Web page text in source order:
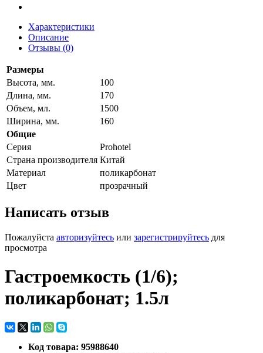
Характеристики
Описание
Отзывы (0)
Размеры
Высота, мм.
100
Длина, мм.
170
Объем, мл.
1500
Ширина, мм.
160
Общие
Серия
Prohotel
Страна производителя Китай
Материал
поликарбонат
Цвет
прозрачный
Написать отзыв
Пожалуйста авторизуйтесь или зарегистрируйтесь для
просмотра
Гастроемкость (1/6);
поликарбонат; 1.5л
Код товара: 95988640